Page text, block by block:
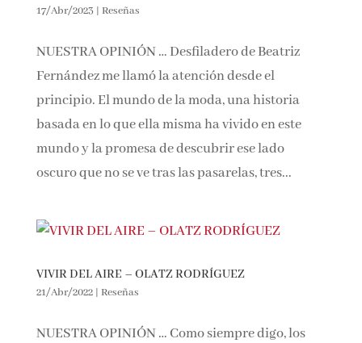
17/Abr/2023| Reseñas
NUESTRA OPINIÓN … Desfiladero de Beatriz
Fernández me llamó la atención desde el
principio. El mundo de la moda, una historia
basada en lo que ella misma ha vivido en este
mundo y la promesa de descubrir ese lado
oscuro que no se ve tras las pasarelas, tres...
VIVIR DEL AIRE – OLATZ RODRÍGUEZ
21/Abr/2022| Reseñas
NUESTRA OPINIÓN … Como siempre digo, los